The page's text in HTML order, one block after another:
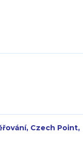
Czech Point,